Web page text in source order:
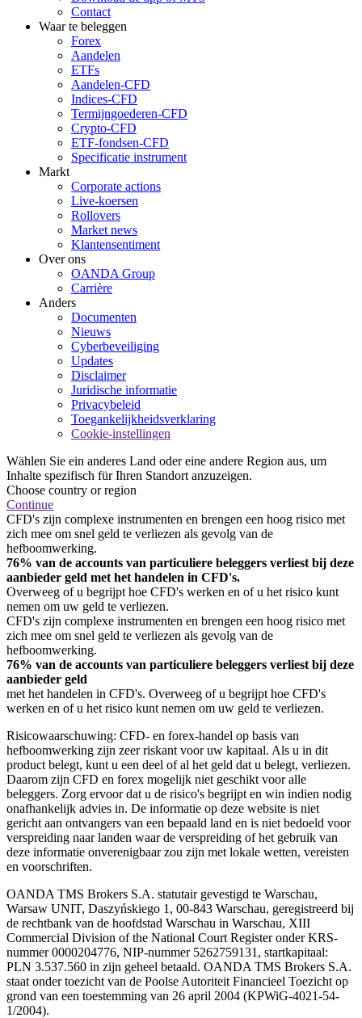
Contact
Waar te beleggen
Forex
Aandelen
ETFs
Aandelen-CFD
Indices-CFD
Termijngoederen-CFD
Crypto-CFD
ETF-fondsen-CFD
Specificatie instrument
Markt
Corporate actions
Live-koersen
Rollovers
Market news
Klantensentiment
Over ons
OANDA Group
Carrière
Anders
Documenten
Nieuws
Cyberbeveiliging
Updates
Disclaimer
Juridische informatie
Privacybeleid
Toegankelijkheidsverklaring
Cookie-instellingen
Wählen Sie ein anderes Land oder eine andere Region aus, um
Inhalte spezifisch für Ihren Standort anzuzeigen.
Choose country or region
Continue
CFD's zijn complexe instrumenten en brengen een hoog risico met
zich mee om snel geld te verliezen als gevolg van de
hefboomwerking.
76% van de accounts van particuliere beleggers verliest bij deze
aanbieder geld met het handelen in CFD's.
Overweeg of u begrijpt hoe CFD's werken en of u het risico kunt
nemen om uw geld te verliezen.
CFD's zijn complexe instrumenten en brengen een hoog risico met
zich mee om snel geld te verliezen als gevolg van de
hefboomwerking.
76% van de accounts van particuliere beleggers verliest bij deze
aanbieder geld
met het handelen in CFD's. Overweeg of u begrijpt hoe CFD's
werken en of u het risico kunt nemen om uw geld te verliezen.
Risicowaarschuwing: CFD- en forex-handel op basis van
hefboomwerking zijn zeer riskant voor uw kapitaal. Als u in dit
product belegt, kunt u een deel of al het geld dat u belegt, verliezen.
Daarom zijn CFD en forex mogelijk niet geschikt voor alle
beleggers. Zorg ervoor dat u de risico's begrijpt en win indien nodig
onafhankelijk advies in. De informatie op deze website is niet
gericht aan ontvangers van een bepaald land en is niet bedoeld voor
verspreiding naar landen waar de verspreiding of het gebruik van
deze informatie onverenigbaar zou zijn met lokale wetten, vereisten
en voorschriften.
OANDA TMS Brokers S.A. statutair gevestigd te Warschau,
Warsaw UNIT, Daszyńskiego 1, 00-843 Warschau, geregistreerd bij
de rechtbank van de hoofdstad Warschau in Warschau, XIII
Commercial Division of the National Court Register onder KRS-
nummer 0000204776, NIP-nummer 5262759131, startkapitaal:
PLN 3.537.560 in zijn geheel betaald. OANDA TMS Brokers S.A.
staat onder toezicht van de Poolse Autoriteit Financieel Toezicht op
grond van een toestemming van 26 april 2004 (KPWiG-4021-54-
1/2004).